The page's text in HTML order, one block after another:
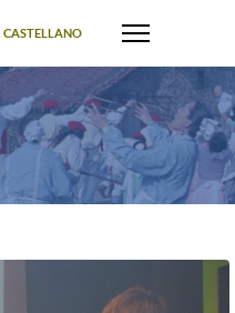
CASTELLANO